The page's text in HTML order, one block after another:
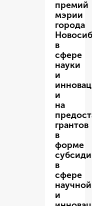
премий
мэрии
города
в
сфере
науки
и
и
на
грантов
в
форме
в
сфере
научной
и